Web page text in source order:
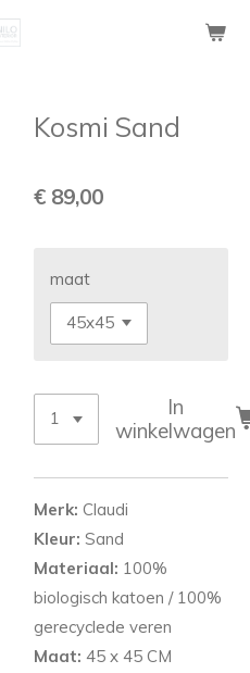
Kosmi Sand
€ 89,00
maat
In
winkelwagen
Merk: Claudi
Kleur: Sand
Materiaal: 100%
biologisch katoen / 100%
gerecyclede veren
Maat: 45 x 45 CM